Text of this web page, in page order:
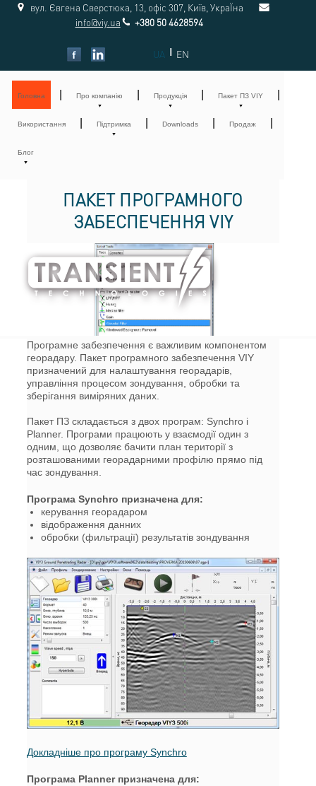
вул. Євгена Сверстюка, 13, офіс 307, Київ, УкраЇна
info@viy.ua
+380 50 4628594
UA | EN
Головна Про компанію Продукція Пакет ПЗ VIY
Використання Підтримка Downloads Продаж
Блог
ПАКЕТ ПРОГРАМНОГО
ЗАБЕСПЕЧЕННЯ VIY
Програмне забезпечення є важливим компонентом
георадару. Пакет програмного забезпечення VIY
призначений для налаштування георадарів,
управління процесом зондування, обробки та
зберігання виміряних даних.
Пакет ПЗ складається з двох програм: Synchro і
Planner. Програми працюють у взаємодії один з
одним, що дозволяє бачити план території з
розташованими георадарними профілю прямо під
час зондування.
Програма Synchro призначена для:
керування георадаром
відображення данних
обробки (фильтрації) результатів зондування
Докладніше про програму Synchro
Програма Planner призначена для: